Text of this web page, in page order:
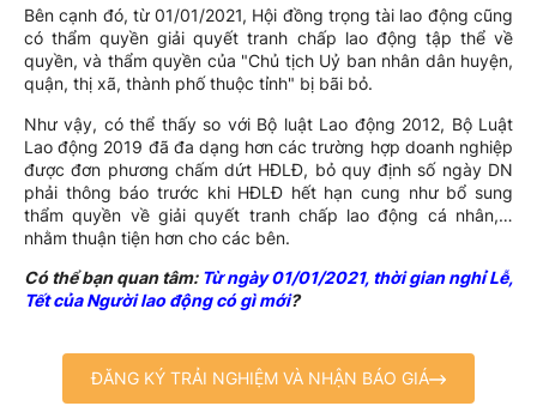
Bên cạnh đó, từ 01/01/2021, Hội đồng trọng tài lao động cũng
có thẩm quyền giải quyết tranh chấp lao động tập thể về
quyền, và thẩm quyền của "Chủ tịch Uỷ ban nhân dân huyện,
quận, thị xã, thành phố thuộc tỉnh" bị bãi bỏ.
Như vậy, có thể thấy so với Bộ luật Lao động 2012, Bộ Luật
Lao động 2019 đã đa dạng hơn các trường hợp doanh nghiệp
được đơn phương chấm dứt HĐLĐ, bỏ quy định số ngày DN
phải thông báo trước khi HĐLĐ hết hạn cung như bổ sung
thẩm quyền về giải quyết tranh chấp lao động cá nhân,…
nhằm thuận tiện hơn cho các bên.
Có thể bạn quan tâm: Từ ngày 01/01/2021, thời gian nghỉ Lễ,
Tết của Người lao động có gì mới?
ĐĂNG KÝ TRẢI NGHIỆM VÀ NHẬN BÁO GIÁ